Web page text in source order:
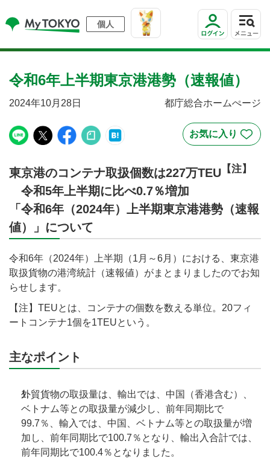
個人
令和6年上半期東京港港勢（速報値）
2024年10月28日 都庁総合ホームぺージ
東京港のコンテナ取扱個数は227万TEU 【注】
令和5年上半期に比べ0.7％増加
「令和6年（2024年）上半期東京港港勢（速報
値）」について
令和6年（2024年）上半期（1月～6月）における、東京港
取扱貨物の港湾統計（速報値）がまとまりましたのでお知
らせします。
【注】TEUとは、コンテナの個数を数える単位。20フィ
ートコンテナ1個を1TEUという。
主なポイント
外貿貨物の取扱量は、輸出では、中国（香港含む）、
ベトナム等との取扱量が減少し、前年同期比で
99.7％、輸入では、中国、ベトナム等との取扱量が増
加し、前年同期比で100.7％となり、輸出入合計では、
前年同期比で100.4％となりました。